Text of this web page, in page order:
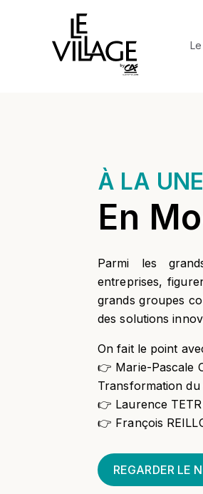
À LA UNE
En
Parmi les
entreprises,
grands groupes
des solutions
On fait le point
👉 Marie-Pascale
Transformation
👉 Laurence
👉 François
REGARDER LE